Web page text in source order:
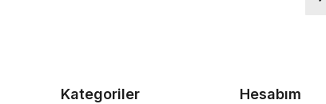
Kategoriler Hesabım